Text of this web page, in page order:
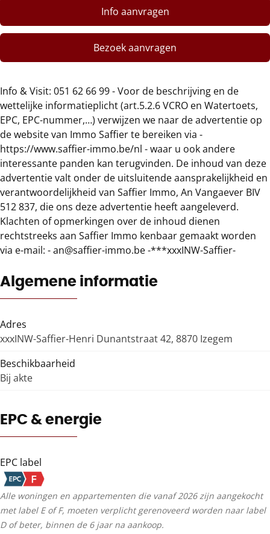
Info aanvragen
Bezoek aanvragen
Info & Visit: 051 62 66 99 - Voor de beschrijving en de
wettelijke informatieplicht (art.5.2.6 VCRO en Watertoets,
EPC, EPC-nummer,…) verwijzen we naar de advertentie op
de website van Immo Saffier te bereiken via -
https://www.saffier-immo.be/nl - waar u ook andere
interessante panden kan terugvinden. De inhoud van deze
advertentie valt onder de uitsluitende aansprakelijkheid en
verantwoordelijkheid van Saffier Immo, An Vangaever BIV
512 837, die ons deze advertentie heeft aangeleverd.
Klachten of opmerkingen over de inhoud dienen
rechtstreeks aan Saffier Immo kenbaar gemaakt worden
via e-mail: - an@saffier-immo.be -***xxxINW-Saffier-
Algemene informatie
Adres
xxxINW-Saffier-Henri Dunantstraat 42, 8870 Izegem
Beschikbaarheid
Bij akte
EPC & energie
EPC label
Alle woningen en appartementen die vanaf 2026 zijn aangekocht
met label E of F, moeten verplicht gerenoveerd worden naar label
D of beter, binnen de 6 jaar na aankoop.